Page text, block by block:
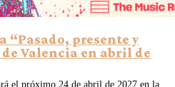
“Pasado, presente y
Valencia en abril de
el próximo 24 de abril de 2027 en la